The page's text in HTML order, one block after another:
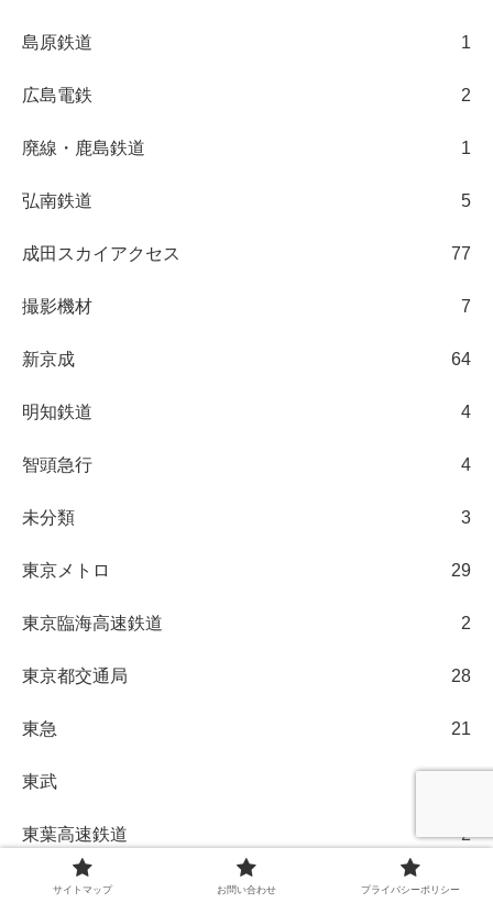
島原鉄道 1
広島電鉄 2
廃線・鹿島鉄道 1
弘南鉄道 5
成田スカイアクセス 77
撮影機材 7
新京成 64
明知鉄道 4
智頭急行 4
未分類 3
東京メトロ 29
東京臨海高速鉄道 2
東京都交通局 28
東急 21
東武
東葉高速鉄道 2
樽見鉄道
サイトマップ お問い合わせ プライバシーポリシー